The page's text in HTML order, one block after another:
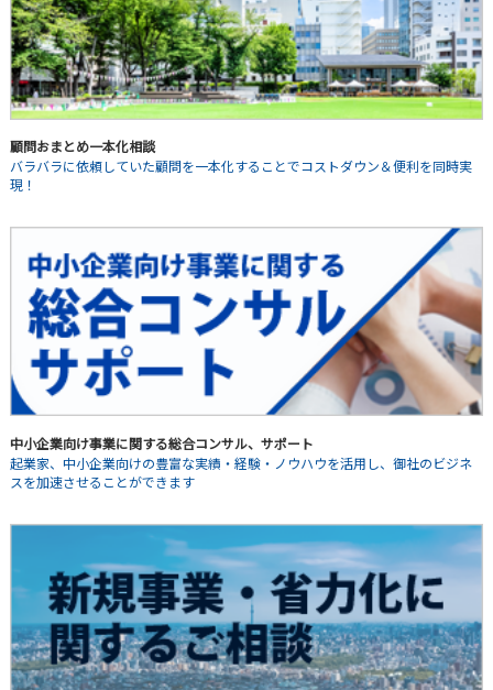
顧問おまとめ一本化相談
バラバラに依頼していた顧問を一本化することでコストダウン＆便利を同時実
現！
中小企業向け事業に関する総合コンサル、サポート
起業家、中小企業向けの豊富な実績・経験・ノウハウを活用し、御社のビジネ
スを加速させることができます